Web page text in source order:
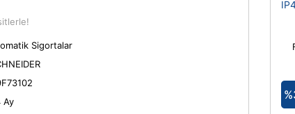
Sigortalar
Ay